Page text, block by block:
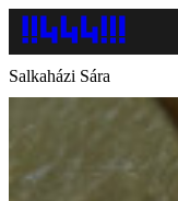
Salkaházi Sára